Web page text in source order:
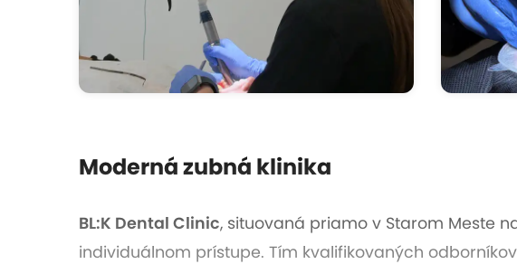
Moderná zubná klinika
BL:K Dental Clinic, situovaná priamo v Starom Meste
individuálnom prístupe. Tím kvalifikovaných